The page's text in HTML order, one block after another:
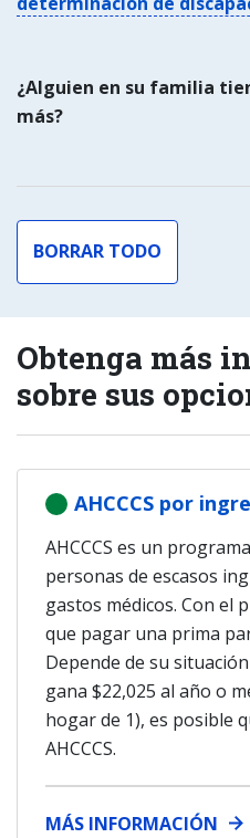
¿Alguien en su familia
más?
BORRAR TODO
Obtenga más
sobre sus
AHCCCS por
AHCCCS es un
personas de escasos
gastos médicos. Con el
que pagar una prima
Depende de su
gana $22,025 al año o
hogar de 1), es posible
AHCCCS.
MÁS INFORMACIÓN